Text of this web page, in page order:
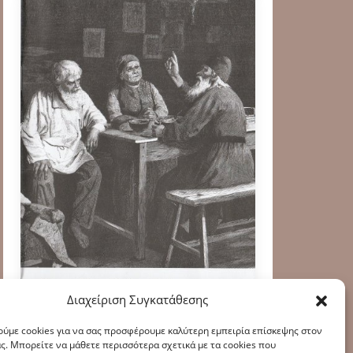
Διαχείριση Συγκατάθεσης
cookies για να σας προσφέρουμε καλύτερη εμπειρία επίσκεψης στον
Μπορείτε να μάθετε περισσότερα σχετικά με τα cookies που